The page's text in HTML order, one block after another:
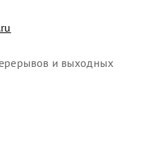
и выходных